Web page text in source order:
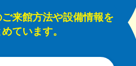
来館方法や設備情報を
ています。